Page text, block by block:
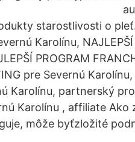
starostlivosti o
Karolínu,
PROGRAM
pre Severnú
Karolínu, partnerský
Karolínu , affiliate Ako
môže byťzložité